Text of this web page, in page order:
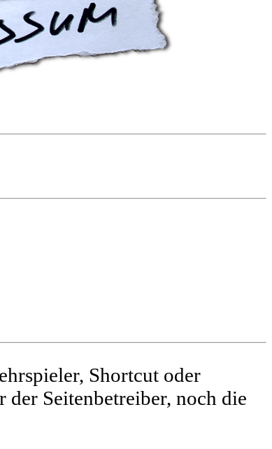
Shortcut oder
Seitenbetreiber, noch die